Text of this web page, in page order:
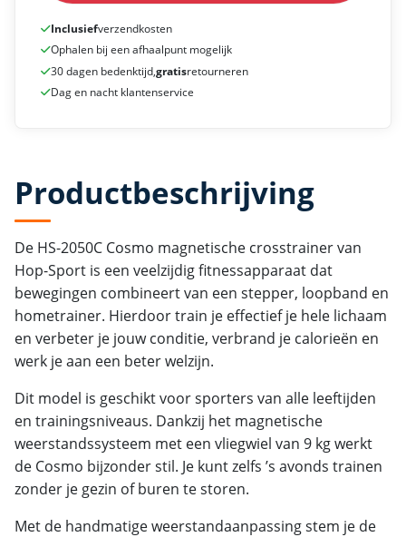
Inclusiefverzendkosten
Ophalen bij een afhaalpunt mogelijk
30 dagen bedenktijd,gratisretourneren
Dag en nacht klantenservice
Productbeschrijving
De HS-2050C Cosmo magnetische crosstrainer van
Hop-Sport is een veelzijdig fitnessapparaat dat
bewegingen combineert van een stepper, loopband en
hometrainer. Hierdoor train je effectief je hele lichaam
en verbeter je jouw conditie, verbrand je calorieën en
werk je aan een beter welzijn.
Dit model is geschikt voor sporters van alle leeftijden
en trainingsniveaus. Dankzij het magnetische
weerstandssysteem met een vliegwiel van 9 kg werkt
de Cosmo bijzonder stil. Je kunt zelfs ’s avonds trainen
zonder je gezin of buren te storen.
Met de handmatige weerstandaanpassing stem je de